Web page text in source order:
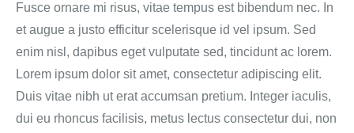
Fusce ornare mi risus, vitae tempus est bibendum nec. In
et augue a justo efficitur scelerisque id vel ipsum. Sed
enim nisl, dapibus eget vulputate sed, tincidunt ac lorem.
Lorem ipsum dolor sit amet, consectetur adipiscing elit.
Duis vitae nibh ut erat accumsan pretium. Integer iaculis,
dui eu rhoncus facilisis, metus lectus consectetur dui, non